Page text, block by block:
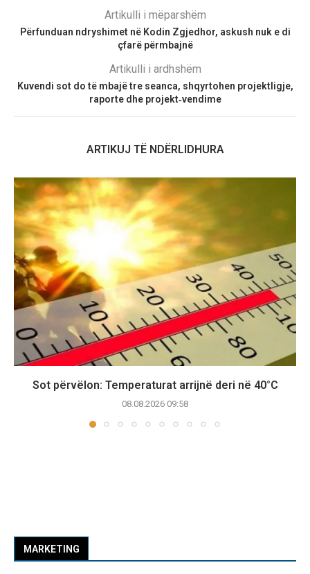
Artikulli i mëparshëm
Përfunduan ndryshimet në Kodin Zgjedhor, askush nuk e di
çfarë përmbajnë
Artikulli i ardhshëm
Kuvendi sot do të mbajë tre seanca, shqyrtohen projektligje,
raporte dhe projekt‑vendime
ARTIKUJ TË NDËRLIDHURA
Sot përvëlon: Temperaturat arrijnë deri në 40°C
08.08.2026 09:58
MARKETING